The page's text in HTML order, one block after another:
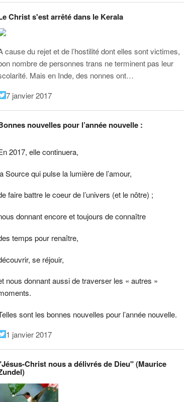
Christ s'est arrêté dans le Kerala
cause du rejet et de l’hostilité dont elles sont victimes,
nombre de personnes trans ne terminent pas leur
Mais en Inde, des nonnes ont…
7 janvier 2017
nouvelles pour l’année nouvelle :
2017, elle continuera,
Source qui pulse la lumière de l’amour,
faire battre le coeur de l’univers (et le nôtre) ;
donnant encore et toujours de connaître
temps pour renaître,
se réjouir,
nous donnant aussi de traverser les « autres »
sont les bonnes nouvelles pour l’année nouvelle.
1 janvier 2017
Christ nous a délivrés de Dieu" (Maurice